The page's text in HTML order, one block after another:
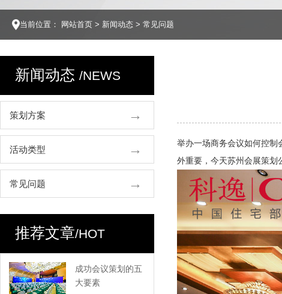
当前位置： 网站首页> 新闻动态> 常见问题
新闻动态 /NEWS
策划方案
活动类型
常见问题
推荐文章/HOT
成功会议策划的五
大要素
举办一场商务会议如何控制
外重要，今天苏州会展策划